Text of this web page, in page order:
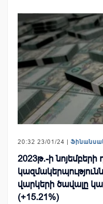
20:32 23/01/24 |
2023թ.-ի նոյեմբերի
վարկերի ծավալը
(+15.21%)